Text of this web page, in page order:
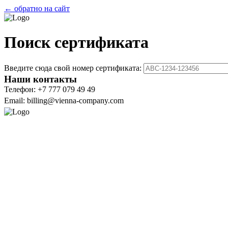
← обратно на сайт
Поиск сертификата
Введите сюда свой номер сертификата:
Наши контакты
Телефон: +7 777 079 49 49
Email: billing@vienna-company.com